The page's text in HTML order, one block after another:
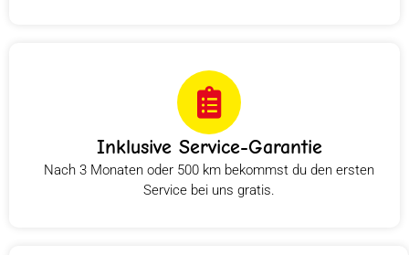
Inklusive Service-Garantie
Nach 3 Monaten oder 500 km bekommst du den ersten
Service bei uns gratis.